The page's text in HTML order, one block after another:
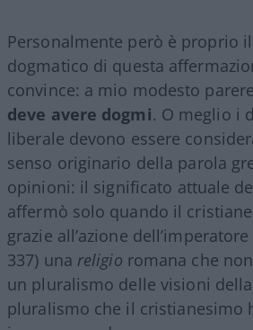
Personalmente però è proprio
dogmatico di questa
convince: a mio modesto parere
deve avere dogmi. O meglio i
liberale devono essere
senso originario della parola
opinioni: il significato attuale
affermò solo quando il
grazie all’azione
337) una religio romana che
un pluralismo delle visioni
pluralismo che il cristianesimo